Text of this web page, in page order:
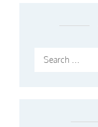
Search